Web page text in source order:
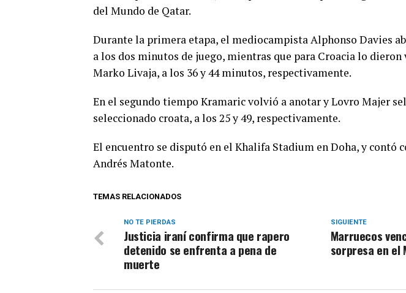
del Mundo de Qatar.
Durante la primera etapa, el mediocampista Alphonso Davies
a los dos minutos de juego, mientras que para Croacia lo
Marko Livaja, a los 36 y 44 minutos, respectivamente.
En el segundo tiempo Kramaric volvió a anotar y Lovro Majer
seleccionado croata, a los 25 y 49, respectivamente.
El encuentro se disputó en el Khalifa Stadium en Doha, y contó
Andrés Matonte.
TEMAS RELACIONADOS
SIGUIENTE
Marruecos
sorpresa en el
NO TE PIERDAS
Justicia iraní confirma que rapero
detenido se enfrenta a pena de
muerte